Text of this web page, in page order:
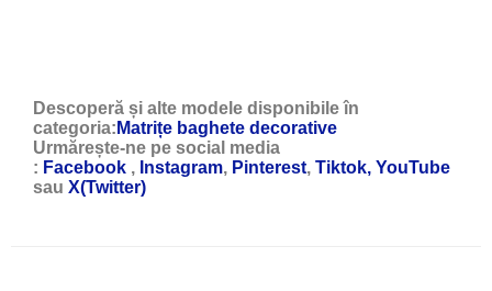
Descoperă și alte modele disponibile în
categoria: Matrițe baghete decorative
Urmărește-ne pe social media
: Facebook , Instagram, Pinterest, Tiktok, YouTube
sau X(Twitter)